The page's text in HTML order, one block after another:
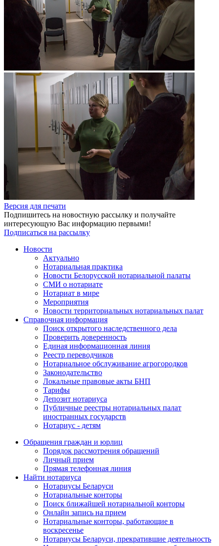
Версия для печати
Подпишитесь на новостную рассылку и получайте
интересующую Вас информацию первыми!
Подписаться на рассылку
Новости
Актуально
Нотариальная практика
Новости Белорусской нотариальной палаты
СМИ о нотариате
Нотариат в мире
Мероприятия
Новости территориальных нотариальных палат
Справочная информация
Поиск открытого наследственного дела
Проверить доверенность
Единая информационная линия
Реестр переводчиков
Нотариальное обслуживание агрогородков
Законодательство
Локальные правовые акты БНП
Тарифы
Депозит нотариуса
Публичные реестры нотариальных палат
иностранных государств
Нотариус - детям
Обращения граждан и юрлиц
Порядок рассмотрения обращений
Личный прием
Прямая телефонная линия
Найти нотариуса
Нотариусы Беларуси
Нотариальные конторы
Поиск ближайшей нотариальной конторы
Онлайн запись на прием
Нотариальные конторы, работающие в
воскресенье
Нотариусы Беларуси, прекратившие деятельность